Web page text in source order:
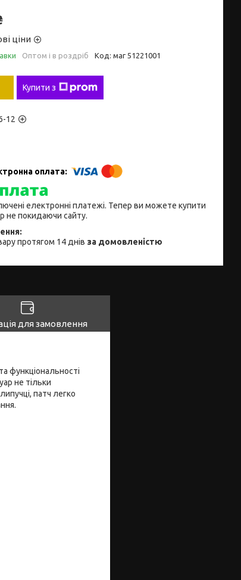
ціни
Оптом і в роздріб Код: маг 51221001
Купити з
12
електронні платежі. Тепер ви можете купити
не покидаючи сайту.
протягом 14 днів за домовленістю
для замовлення
функціональності
не тільки
патч легко